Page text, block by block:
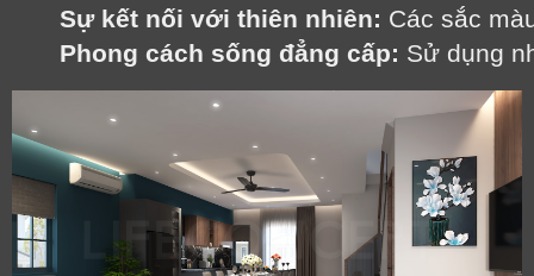
Sự kết nối với thiên nhiên: Các sắc
Phong cách sống đẳng cấp: Sử dụng